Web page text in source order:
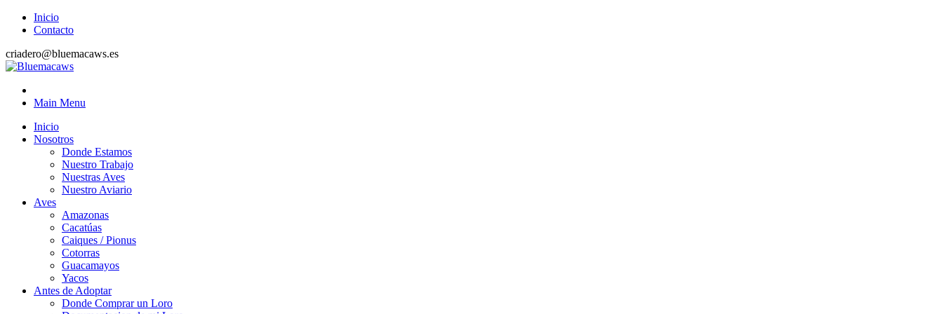
Inicio
Contacto
criadero@bluemacaws.es
Main Menu
Inicio
Nosotros
Donde Estamos
Nuestro Trabajo
Nuestras Aves
Nuestro Aviario
Aves
Amazonas
Cacatúas
Caiques / Pionus
Cotorras
Guacamayos
Yacos
Antes de Adoptar
Donde Comprar un Loro